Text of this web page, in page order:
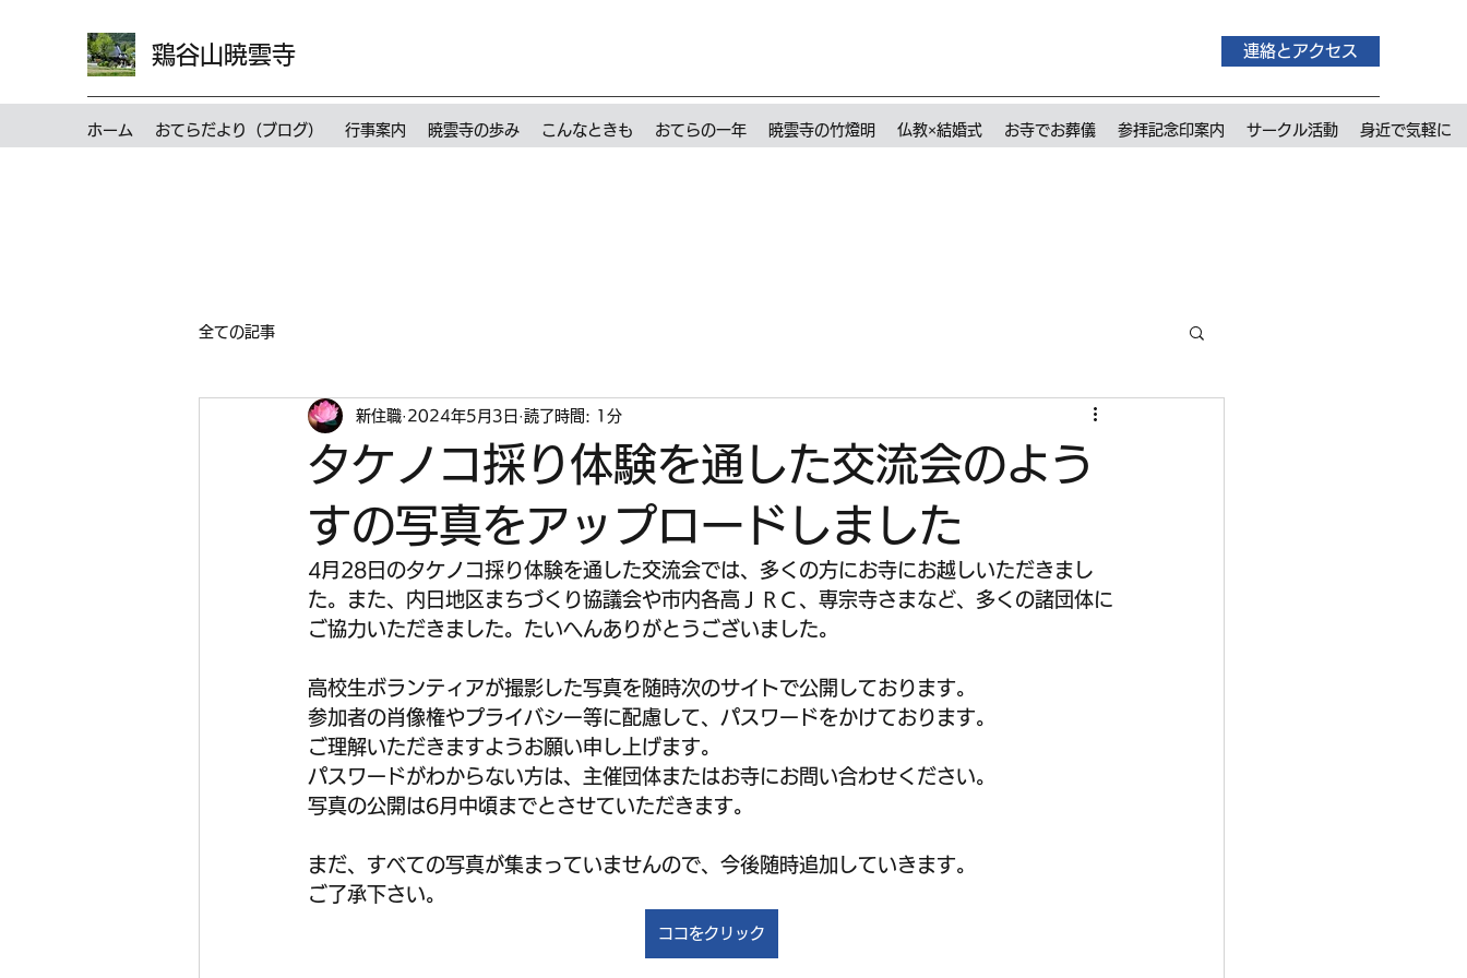
鶏谷山暁雲寺 連絡とアクセス
ホーム おてらだより（ブログ） 行事案内 暁雲寺の歩み こんなときも おてらの一年 暁雲寺の竹燈明 仏教×結婚式 お寺でお葬儀 参拝記念印案内 サークル活動 身近で気軽に
全ての記事
タケノコ採り体験を通した交流会のよう
すの写真をアップロードしました
新住職 2024年5月3日 読了時間: 1分
4月28日のタケノコ採り体験を通した交流会では、多くの方にお寺にお越しいただきまし
た。また、内日地区まちづくり協議会や市内各高ＪＲＣ、専宗寺さまなど、多くの諸団体に
ご協力いただきました。たいへんありがとうございました。
高校生ボランティアが撮影した写真を随時次のサイトで公開しております。
参加者の肖像権やプライバシー等に配慮して、パスワードをかけております。
ご理解いただきますようお願い申し上げます。
パスワードがわからない方は、主催団体またはお寺にお問い合わせください。
写真の公開は6月中頃までとさせていただきます。
まだ、すべての写真が集まっていませんので、今後随時追加していきます。
ご了承下さい。
ココをクリック